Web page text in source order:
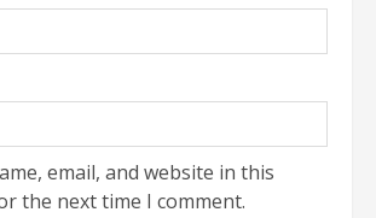
email, and website in this
the next time I comment.